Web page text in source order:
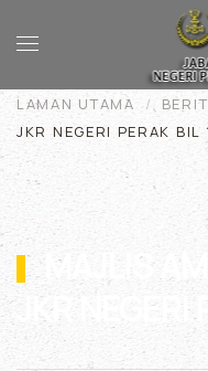
Skip to main content
LAMAN UTAMA
JKR NEGERI PERAK
MAJLIS
JKR NEGERI